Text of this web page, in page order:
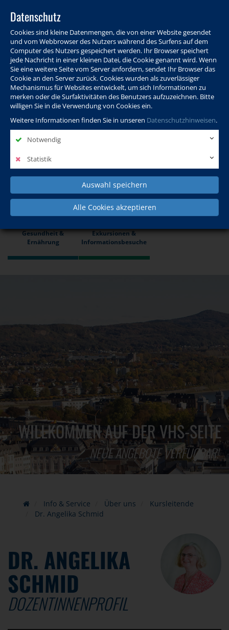
Datenschutz
Cookies sind kleine Datenmengen, die von einer Website gesendet
und vom Webbrowser des Nutzers während des Surfens auf dem
Computer des Nutzers gespeichert werden. Ihr Browser speichert
jede Nachricht in einer kleinen Datei, die Cookie genannt wird. Wenn
Sie eine weitere Seite vom Server anfordern, sendet Ihr Browser das
Cookie an den Server zurück. Cookies wurden als zuverlässiger
Mechanismus für Websites entwickelt, um sich Informationen zu
merken oder die Surfaktivitäten des Benutzers aufzuzeichnen. Bitte
willigen Sie in die Verwendung von Cookies ein.
Weitere Informationen finden Sie in unseren Datenschutzhinweisen.
Notwendig
Statistik
Auswahl speichern
Alle Cookies akzeptieren
Programm Info & Service Aktuelles Warenkorb Login
Ansprechpersonen Kontakt Sitemap
Politik, Wissenschaft &
Internationales
Beruf, IT & Digitales
Gesundheit &
Ernährung
Exkursionen &
Informationsbesuche
WILLKOMMEN AUF DER VHS-SEITE
NEUE ANGEBOTE VERFÜGBAR!
Info & Service Über uns
Kursleitende
Dr. Angelika Schmid
DR. ANGELIKA
SCHMID
DOZENTINNENPROFIL